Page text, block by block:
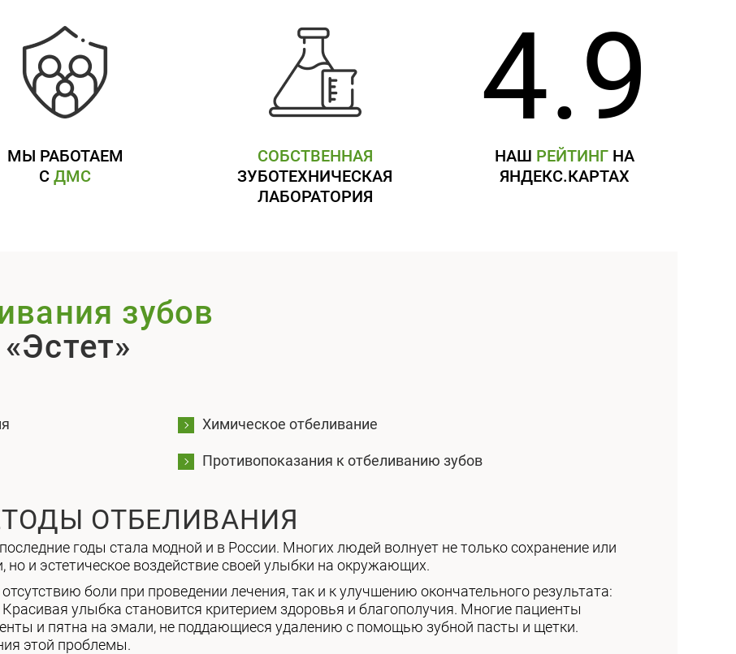
МЫ РАБОТАЕМ
СДМС
СОБСТВЕННАЯ
ЗУБОТЕХНИЧЕСКАЯ
ЛАБОРАТОРИЯ
4.9
НАШ РЕЙТИНГ НА
ЯНДЕКС.КАРТАХ
зубов
Химическое отбеливание
Противопоказания к отбеливанию зубов
ОТБЕЛИВАНИЯ
годы стала модной и в России. Многих людей волнует не только сохранение или
но и эстетическое воздействие своей улыбки на окружающих.
боли при проведении лечения, так и к улучшению окончательного результата:
улыбка становится критерием здоровья и благополучия. Многие пациенты
и пятна на эмали, не поддающиеся удалению с помощью зубной пасты и щетки.
этой проблемы.